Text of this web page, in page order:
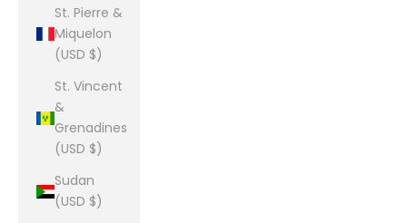
St. Pierre &
Miquelon
(USD $)
St. Vincent
&
Grenadines
(USD $)
Sudan
(USD $)